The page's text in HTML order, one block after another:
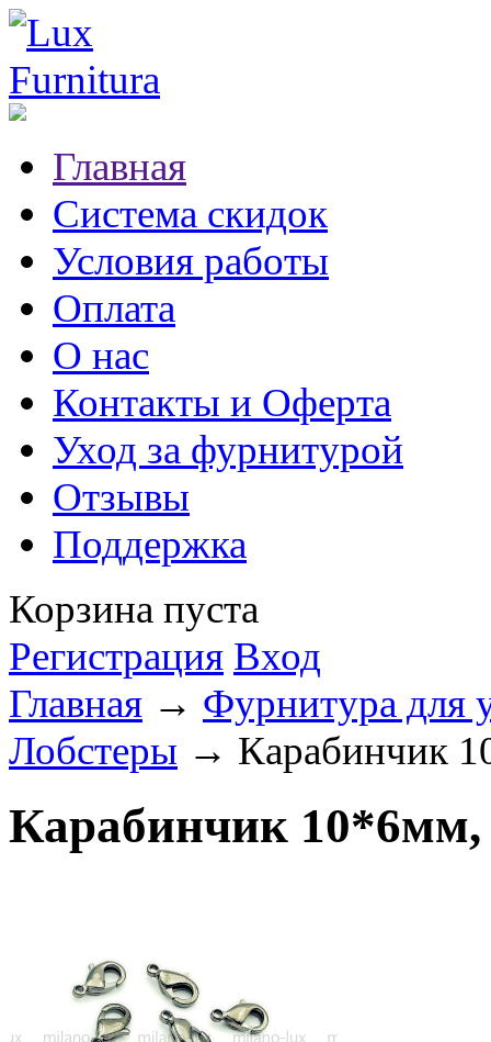
Главная
Система скидок
Условия работы
Оплата
О нас
Контакты и Оферта
Уход за фурнитурой
Отзывы
Поддержка
Корзина пуста
Регистрация Вход
Главная → Фурнитура для
Лобстеры → Карабинчик
Карабинчик 10*6мм,